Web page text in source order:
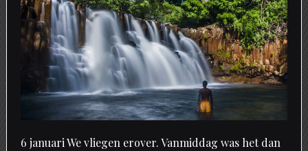
6 januari We vliegen erover. Vanmiddag was het dan